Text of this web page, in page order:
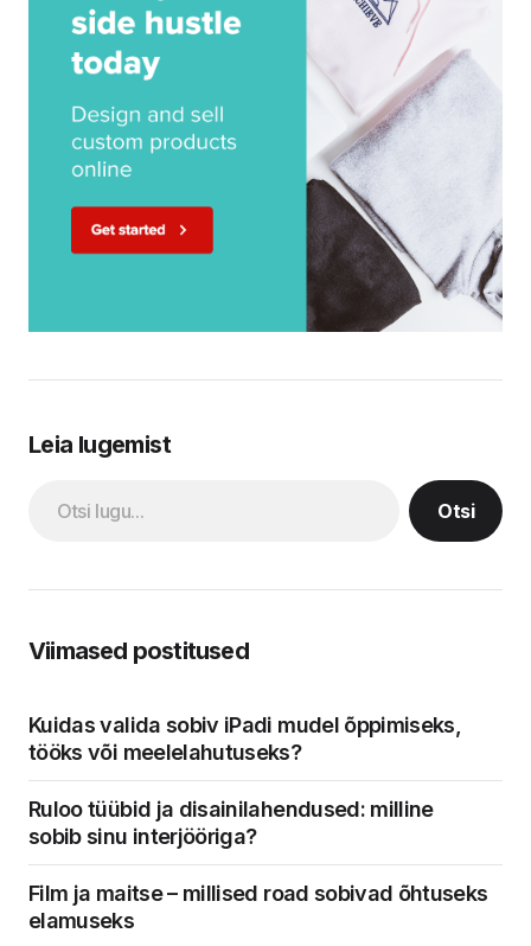
Leia lugemist
Otsi
Viimased postitused
Kuidas valida sobiv iPadi mudel õppimiseks,
tööks või meelelahutuseks?
Ruloo tüübid ja disainilahendused: milline
sobib sinu interjööriga?
Film ja maitse – millised road sobivad õhtuseks
elamuseks